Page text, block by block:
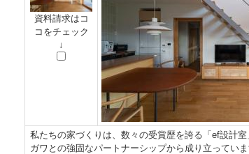
資料請求はコ
コをチェック
↓
私たちの家づくりは、数々の受賞歴を誇る「ef設計
ガワとの強固なパートナーシップから成り立ってい